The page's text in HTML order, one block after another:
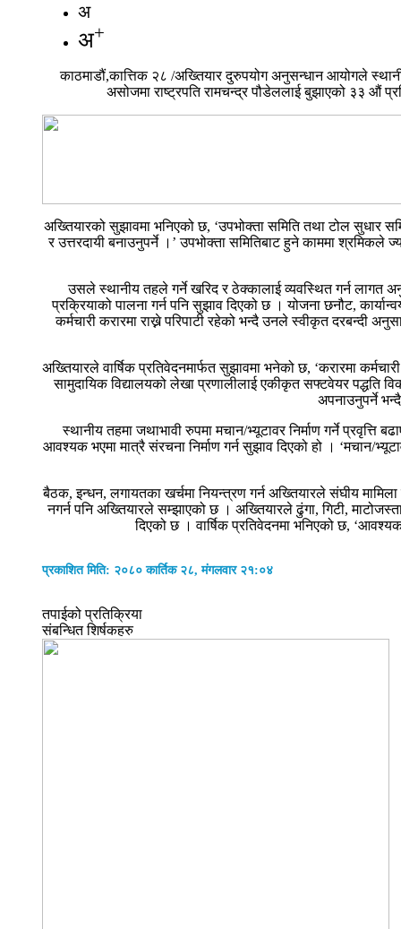
अ
अ+
काठमाडौं,कात्तिक २८ /अख्तियार दुरुपयोग अनुसन्धान आयोगले
असोजमा राष्ट्रपति रामचन्द्र पौडेललाई बुझाएको ३३ औं
अख्तियारको सुझावमा भनिएको छ, ‘उपभोक्ता समिति तथा टोल सुधार
र उत्तरदायी बनाउनुपर्ने ।’ उपभोक्ता समितिबाट हुने काममा श्रमिकले
उसले स्थानीय तहले गर्ने खरिद र ठेक्कालाई व्यवस्थित गर्न लागत
प्रक्रियाको पालना गर्न पनि सुझाव दिएको छ । योजना छनौट,
कर्मचारी करारमा राख्ने परिपाटी रहेको भन्दै उनले स्वीकृत दरबन्दी
अख्तियारले वार्षिक प्रतिवेदनमार्फत सुझावमा भनेको छ, ‘करारमा
सामुदायिक विद्यालयको लेखा प्रणालीलाई एकीकृत सफ्टवेयर पद्धति
अपनाउनुपर्ने
स्थानीय तहमा जथाभावी रुपमा मचान/भ्यूटावर निर्माण गर्ने
आवश्यक भएमा मात्रै संरचना निर्माण गर्न सुझाव दिएको हो । ‘मचान/
बैठक, इन्धन, लगायतका खर्चमा नियन्त्रण गर्न अख्तियारले संघीय
नगर्न पनि अख्तियारले सम्झाएको छ । अख्तियारले ढुंगा, गिटी,
दिएको छ । वार्षिक प्रतिवेदनमा भनिएको छ,
प्रकाशित मिति: २०८० कार्तिक २८, मंगलवार २१:०४
तपाईको प्रतिक्रिया
संबन्धित शिर्षकहरु